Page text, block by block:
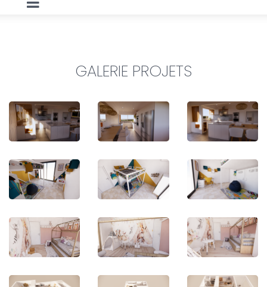
GALERIE PROJETS